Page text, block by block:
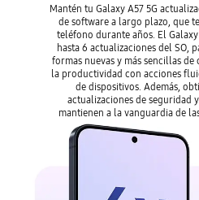
Mantén tu Galaxy A57 5G
de software a largo plazo, que
teléfono durante años. El
hasta 6 actualizaciones del SO,
formas nuevas y más sencillas
la productividad con acciones
de dispositivos. Además,
actualizaciones de seguridad
mantienen a la vanguardia de